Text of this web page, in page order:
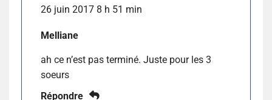
26 juin 2017 8 h 51 min
Melliane
ah ce n’est pas terminé. Juste pour les 3
soeurs
Répondre